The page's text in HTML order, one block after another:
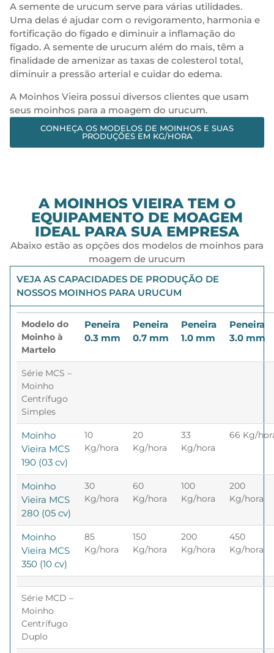
A semente de urucum serve para várias utilidades.
Uma delas é ajudar com o revigoramento, harmonia e
fortificação do fígado e diminuir a inflamação do
fígado. A semente de urucum além do mais, têm a
finalidade de amenizar as taxas de colesterol total,
diminuir a pressão arterial e cuidar do edema.
A Moinhos Vieira possui diversos clientes que usam
seus moinhos para a moagem do urucum.
CONHEÇA OS MODELOS DE MOINHOS E SUAS
PRODUÇÕES EM KG/HORA
A MOINHOS VIEIRA TEM O
EQUIPAMENTO DE MOAGEM
IDEAL PARA SUA EMPRESA
Abaixo estão as opções dos modelos de moinhos para
moagem de urucum
VEJA AS CAPACIDADES DE PRODUÇÃO DE
NOSSOS MOINHOS PARA URUCUM
Modelo do
Moinho à
Martelo
Peneira
0.3 mm
Peneira
0.7 mm
Peneira
1.0 mm
Peneira
3.0 mm
Série MCS –
Moinho
Centrífugo
Simples
Moinho
Vieira MCS
190 (03 cv)
10
Kg/hora
20
Kg/hora
33
Kg/hora
66 Kg/
Moinho
Vieira MCS
280 (05 cv)
30
Kg/hora
60
Kg/hora
100
Kg/hora
200
Kg/hora
Moinho
Vieira MCS
350 (10 cv)
85
Kg/hora
150
Kg/hora
200
Kg/hora
450
Kg/hora
Série MCD –
Moinho
Centrífugo
Duplo